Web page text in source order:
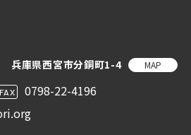
兵庫県西宮市分銅町1-4 MAP
FAX 0798-22-4196